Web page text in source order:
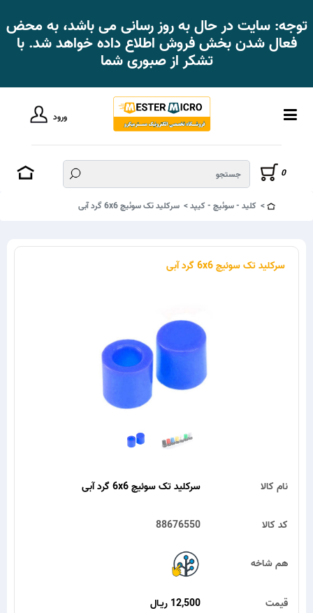
توجه: سایت در حال به روز رسانی می باشد، به محض
فعال شدن بخش فروش اطلاع داده خواهد شد. با
تشکر از صبوری شما
ورود
0
کلید - سوئیچ - کیپد سرکلید تک سوئیچ 6x6 گرد آبی
سرکلید تک سوئیچ 6x6 گرد آبی
سرکلید تک سوئیچ 6x6 گرد آبی نام کالا
88676550 کد کالا
هم شاخه
12,500 ریـال قیمت